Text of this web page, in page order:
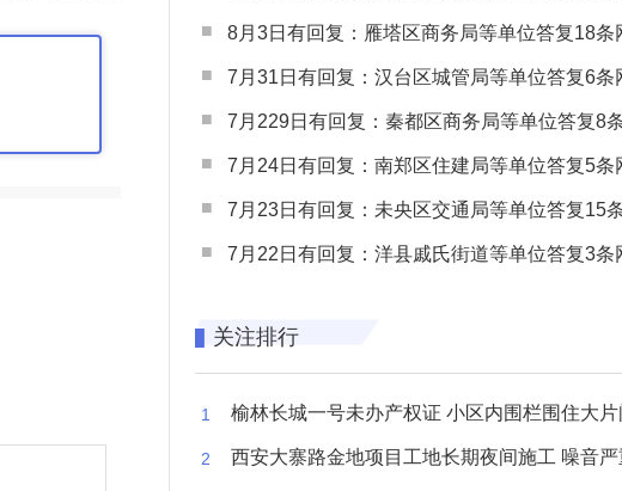
8月3日有回复：雁塔区商务局等单位答复18条网民
7月31日有回复：汉台区城管局等单位答复6条网民
7月229日有回复：秦都区商务局等单位答复8条网民
7月24日有回复：南郑区住建局等单位答复5条网民
7月23日有回复：未央区交通局等单位答复15条网民
7月22日有回复：洋县戚氏街道等单位答复3条网民
关注排行
榆林长城一号未办产权证 小区内围栏围住大片闲置
西安大寨路金地项目工地长期夜间施工 噪音严重